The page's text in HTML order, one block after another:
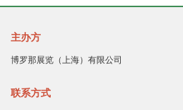
主办方
博罗那展览（上海）有限公司
联系方式